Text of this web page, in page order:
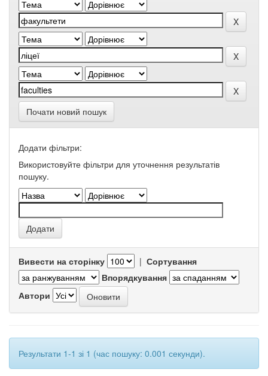
Почати новий пошук
Додати фільтри:
Використовуйте фільтри для уточнення результатів
пошуку.
Вивести на сторінку | Сортування
Впорядкування
Автори
Результати 1-1 зі 1 (час пошуку: 0.001 секунди).